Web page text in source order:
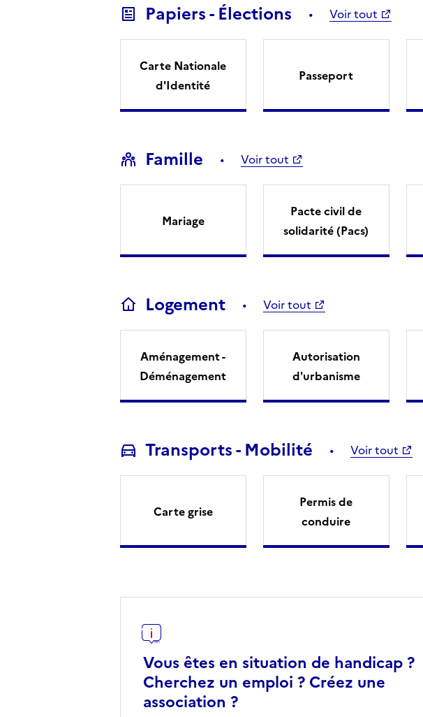
Papiers - Élections Voir tout
Carte Nationale
d'Identité
Passeport
Famille Voir tout
Mariage
Pacte civil de
solidarité (Pacs)
Logement Voir tout
Aménagement -
Déménagement
Autorisation
d'urbanisme
Transports - Mobilité Voir tout
Carte grise
Permis de
conduire
Vous êtes en situation de handicap ?
Cherchez un emploi ? Créez une
association ?